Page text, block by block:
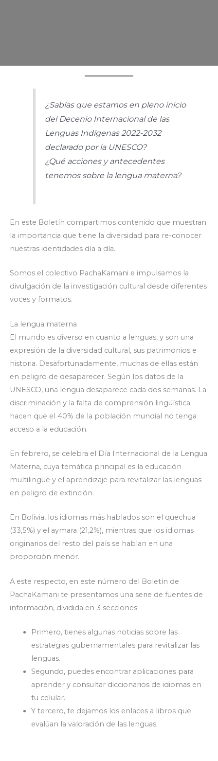
¿Sabías que estamos en pleno inicio
del Decenio Internacional de las
Lenguas Indígenas 2022-2032
declarado por la UNESCO?
¿Qué acciones y antecedentes
tenemos sobre la lengua materna?
En este Boletín compartimos contenido que muestran
la importancia que tiene la diversidad para re-conocer
nuestras identidades día a día.
Somos el colectivo PachaKamani e impulsamos la
divulgación de la investigación cultural desde diferentes
voces y formatos.
La lengua materna
El mundo es diverso en cuanto a lenguas, y son una
expresión de la diversidad cultural, sus patrimonios e
historia. Desafortunadamente, muchas de ellas están
en peligro de desaparecer. Según los datos de la
UNESCO, una lengua desaparece cada dos semanas. La
discriminación y la falta de comprensión lingüística
hacen que el 40% de la población mundial no tenga
acceso a la educación.
En febrero, se celebra el Día Internacional de la Lengua
Materna, cuya temática principal es la educación
multilingüe y el aprendizaje para revitalizar las lenguas
en peligro de extinción.
En Bolivia, los idiomas más hablados son el quechua
(33,5%) y el aymara (21,2%), mientras que los idiomas
originarios del resto del país se hablan en una
proporción menor.
A este respecto, en este número del Boletín de
PachaKamani te presentamos una serie de fuentes de
información, dividida en 3 secciones:
Primero, tienes algunas noticias sobre las
estrategias gubernamentales para revitalizar las
lenguas.
Segundo, puedes encontrar aplicaciones para
aprender y consultar diccionarios de idiomas en
tu celular.
Y tercero, te dejamos los enlaces a libros que
evalúan la valoración de las lenguas.